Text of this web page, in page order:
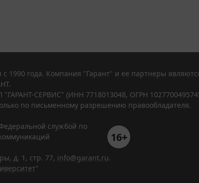
1990 года. Компания "Гарант" и ее партнеры
СЕРВИС" (ИНН 7718013048, ОГРН
по письменному разрешению правообладателя.
службой по
16+
д. 1, стр. 77, info@garant.ru.
"